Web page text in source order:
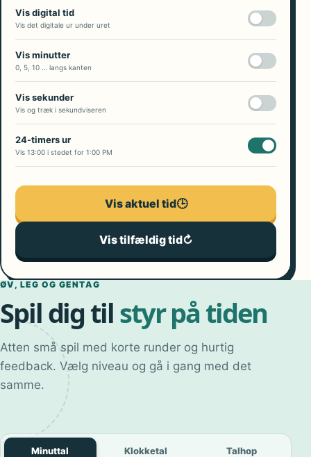
Vis digital tid
Vis det digitale ur under uret
Vis minutter
0, 5, 10 … langs kanten
Vis sekunder
Vis og træk i sekundviseren
24-timers ur
Vis 13:00 i stedet for 1:00 PM
Vis aktuel tid🕒
Vis tilfældig tid↻
ØV, LEG OG GENTAG
Spil dig tilstyr på tiden
Atten små spil med korte runder og hurtig
feedback. Vælg niveau og gå i gang med det
samme.
Minuttal Klokketal Talhop